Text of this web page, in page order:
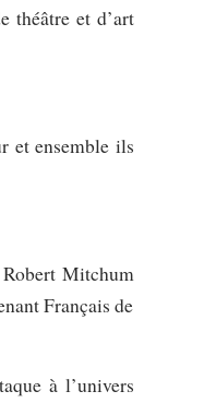
théâtre et d’art
et ensemble ils
Mitchum
Français de
à l’univers